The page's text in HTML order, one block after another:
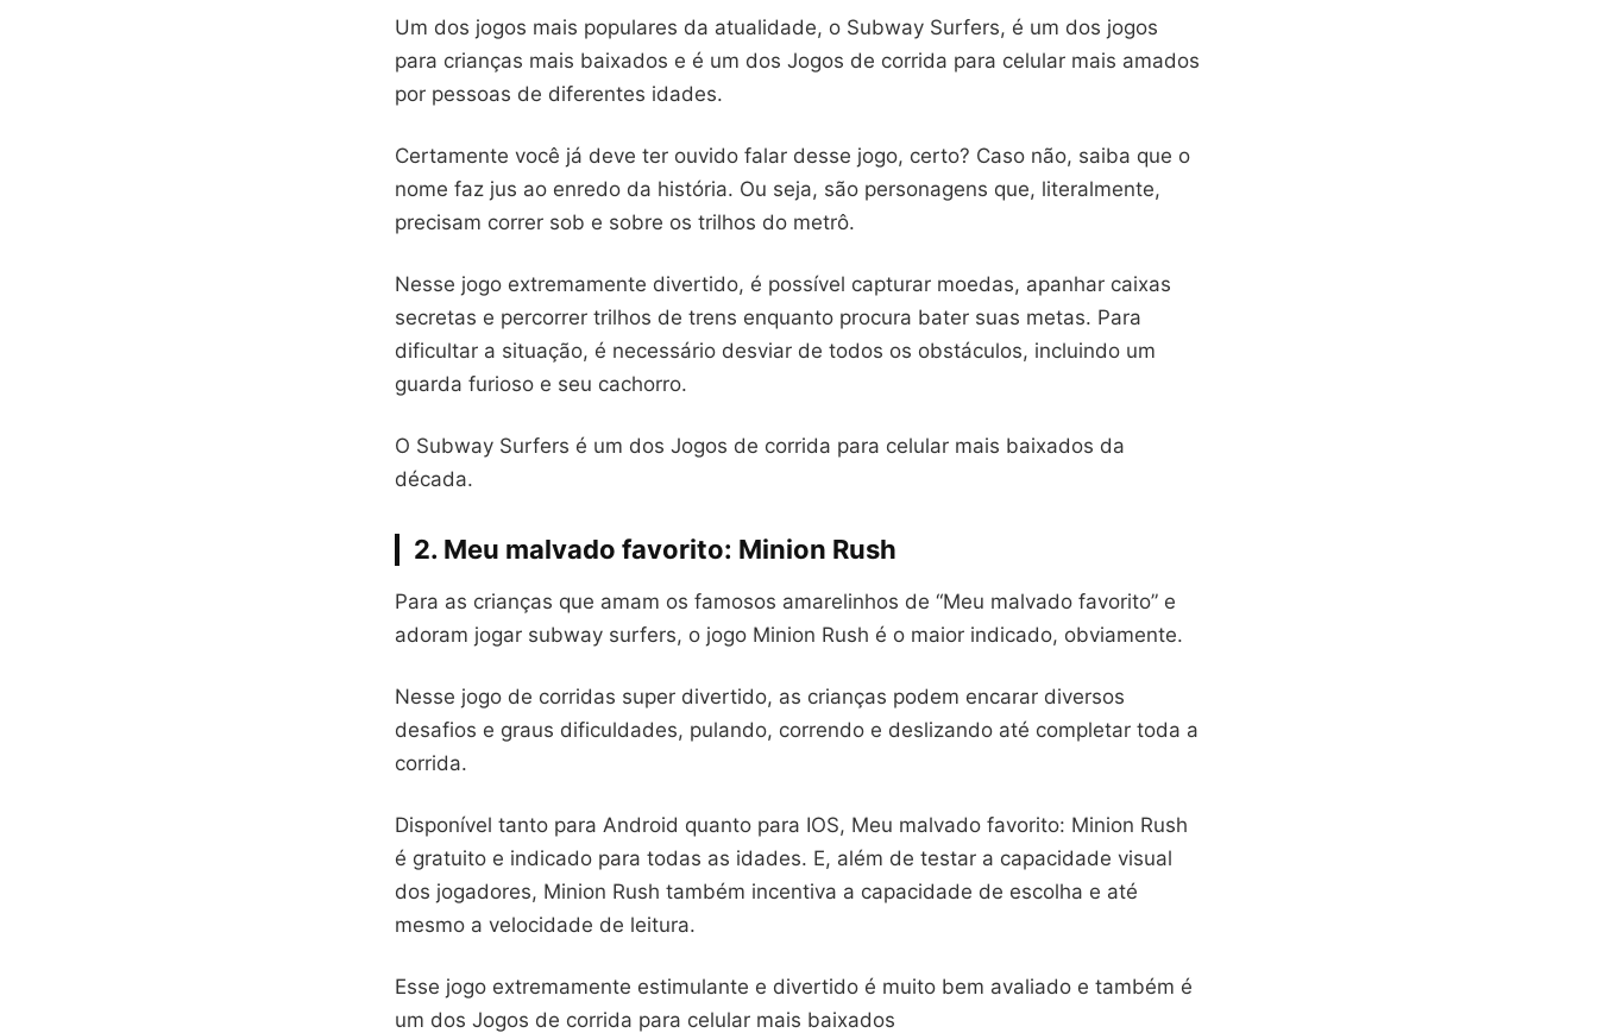
Um dos jogos mais populares da atualidade, o Subway Surfers, é um dos jogos
para crianças mais baixados e é um dos Jogos de corrida para celular mais amados
por pessoas de diferentes idades.
Certamente você já deve ter ouvido falar desse jogo, certo? Caso não, saiba que o
nome faz jus ao enredo da história. Ou seja, são personagens que, literalmente,
precisam correr sob e sobre os trilhos do metrô.
Nesse jogo extremamente divertido, é possível capturar moedas, apanhar caixas
secretas e percorrer trilhos de trens enquanto procura bater suas metas. Para
dificultar a situação, é necessário desviar de todos os obstáculos, incluindo um
guarda furioso e seu cachorro.
O Subway Surfers é um dos Jogos de corrida para celular mais baixados da
década.
2. Meu malvado favorito: Minion Rush
Para as crianças que amam os famosos amarelinhos de “Meu malvado favorito” e
adoram jogar subway surfers, o jogo Minion Rush é o maior indicado, obviamente.
Nesse jogo de corridas super divertido, as crianças podem encarar diversos
desafios e graus dificuldades, pulando, correndo e deslizando até completar toda a
corrida.
Disponível tanto para Android quanto para IOS, Meu malvado favorito: Minion Rush
é gratuito e indicado para todas as idades. E, além de testar a capacidade visual
dos jogadores, Minion Rush também incentiva a capacidade de escolha e até
mesmo a velocidade de leitura.
Esse jogo extremamente estimulante e divertido é muito bem avaliado e também é
um dos Jogos de corrida para celular mais baixados